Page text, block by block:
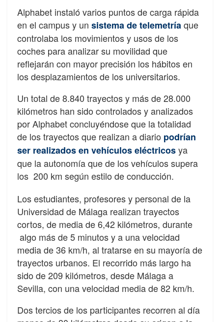
Alphabet instaló varios puntos de carga rápida
en el campus y un sistema de telemetríaque
controlaba los movimientos y usos de los
coches para analizar su movilidad que
reflejarán con mayor precisión los hábitos en
los desplazamientos de los universitarios.
Un total de 8.840 trayectos y más de 28.000
kilómetros han sido controlados y analizados
por Alphabet concluyéndose que la totalidad
de los trayectos que realizan a diario podrían
ser realizados en vehículos eléctricosya
que la autonomía que de los vehículos supera
los 200 km según estilo de conducción.
Los estudiantes, profesores y personal de la
Universidad de Málaga realizan trayectos
cortos, de media de 6,42 kilómetros, durante
algo más de 5 minutos y a una velocidad
media de 36 km/h, al tratarse en su mayoría de
trayectos urbanos. El recorrido más largo ha
sido de 209 kilómetros, desde Málaga a
Sevilla, con una velocidad media de 82 km/h.
Dos tercios de los participantes recorren al día